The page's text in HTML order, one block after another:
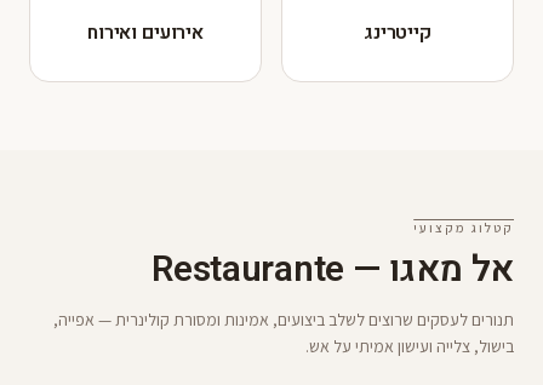
קייטרינג אירועים ואירוח
קטלוג מקצועי
אל מאגו — Restaurante
תנורים לעסקים שרוצים לשלב ביצועים, אמינות ומסורת קולינרית — אפייה,
בישול, צלייה ועישון אמיתי על אש.